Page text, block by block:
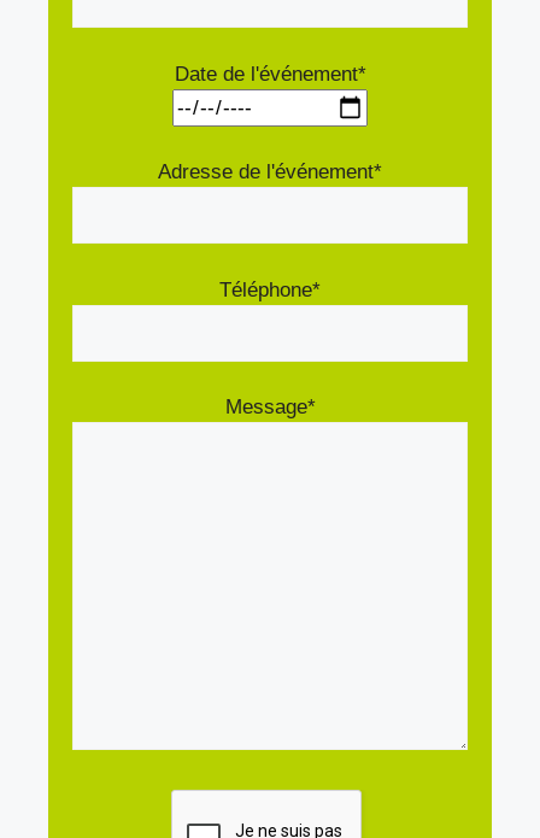
Date de l'événement*
Adresse de l'événement*
Téléphone*
Message*